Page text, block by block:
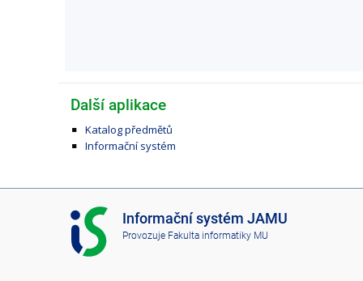
Další aplikace
Katalog předmětů
Informační systém
I
S
J
Informační systém JAMU
Provozuje Fakulta informatiky MU